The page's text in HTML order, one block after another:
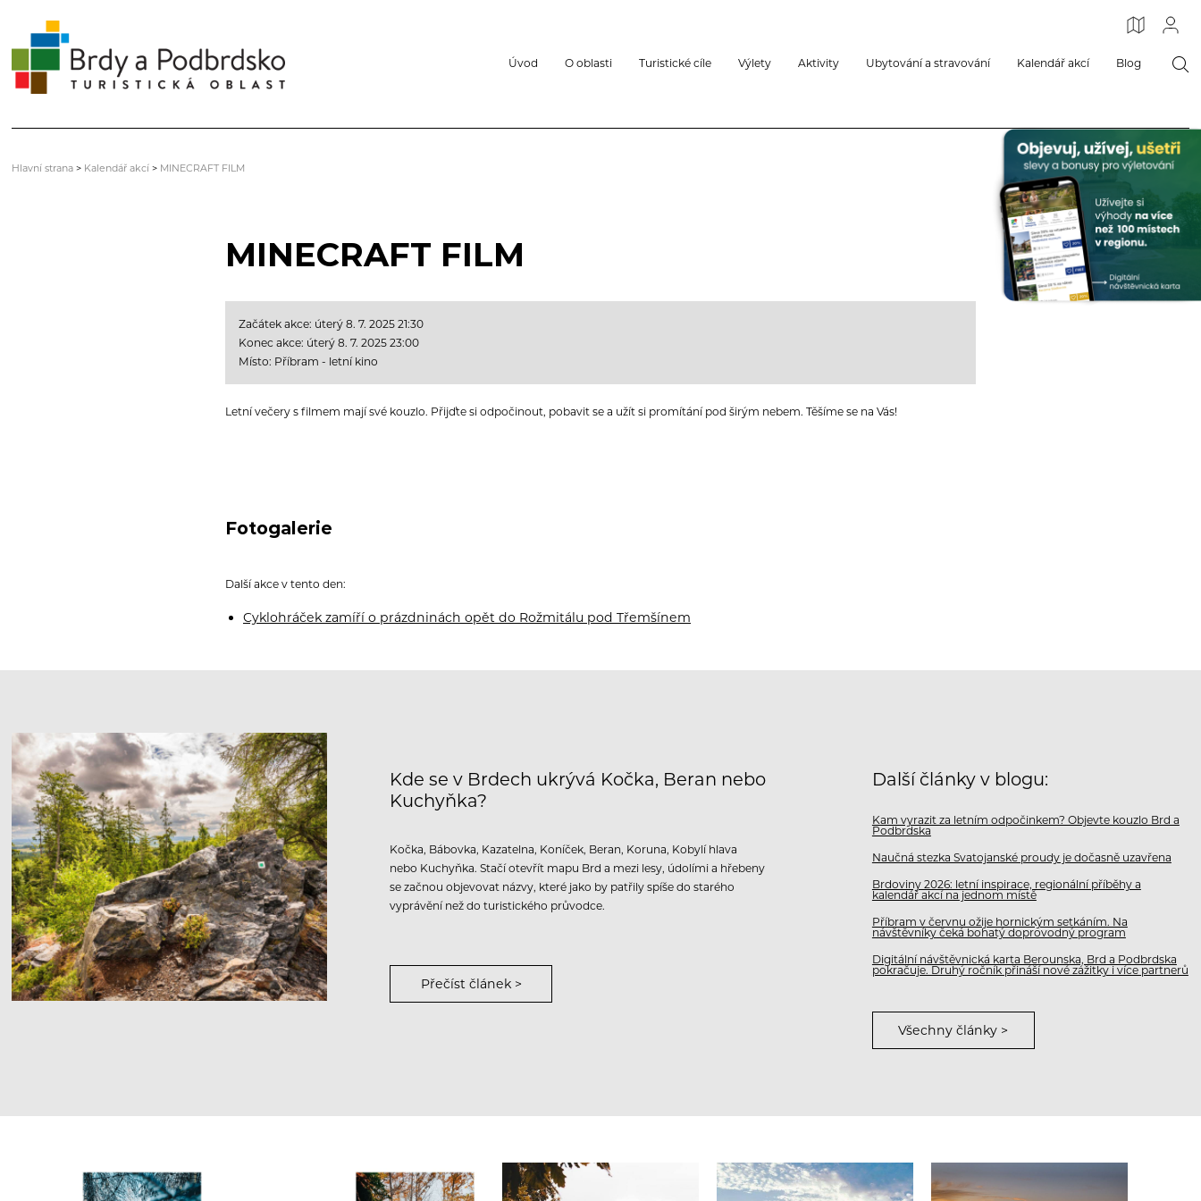
Úvod O oblasti Turistické cíle Výlety Aktivity Ubytování a stravování Kalendář akcí Blog
Hlavní strana > Kalendář akcí > MINECRAFT FILM
MINECRAFT FILM
Začátek akce: úterý 8. 7. 2025 21:30
Konec akce: úterý 8. 7. 2025 23:00
Místo: Příbram - letní kino
Letní večery s filmem mají své kouzlo. Přijďte si odpočinout, pobavit se a užít si promítání pod širým nebem. Těšíme se na Vás!
Fotogalerie
Další akce v tento den:
Cyklohráček zamíří o prázdninách opět do Rožmitálu pod Třemšínem
Kde se v Brdech ukrývá Kočka, Beran nebo
Kuchyňka?
Kočka, Bábovka, Kazatelna, Koníček, Beran, Koruna, Kobylí hlava
nebo Kuchyňka. Stačí otevřít mapu Brd a mezi lesy, údolími a hřebeny
se začnou objevovat názvy, které jako by patřily spíše do starého
vyprávění než do turistického průvodce.
Přečíst článek >
Další články v blogu:
Kam vyrazit za letním odpočinkem? Objevte kouzlo Brd a
Podbrdska
Naučná stezka Svatojanské proudy je dočasně uzavřena
Brdoviny 2026: letní inspirace, regionální příběhy a
kalendář akcí na jednom místě
Příbram v červnu ožije hornickým setkáním. Na
návštěvníky čeká bohatý doprovodný program
Digitální návštěvnická karta Berounska, Brd a Podbrdska
pokračuje. Druhý ročník přináší nové zážitky i více partnerů
Všechny články >